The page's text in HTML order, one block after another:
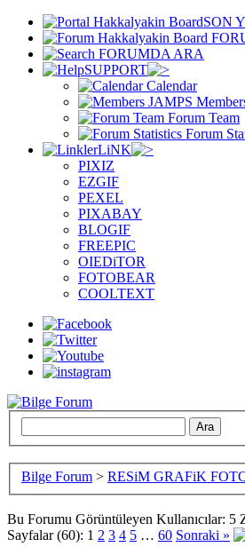
SON
FORUMDA ARA
SUPPORT
Calendar
Forum Team
Forum
LiNK
PIXIZ
EZGIF
PEXEL
PIXABAY
BLOGIF
FREEPIC
OIEDiTOR
FOTOBEAR
COOLTEXT
Bilge Forum > RESiM GRAFiK
Bu Forumu Görüntüleyen Kullanıcılar: 5
Sayfalar (60): 1 2 3 4 5 … 60 Sonraki »